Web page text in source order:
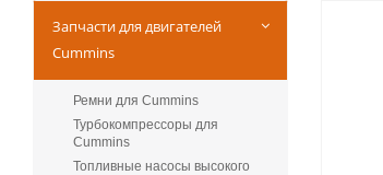
Запчасти для двигателей
Cummins
Ремни для Cummins
Турбокомпрессоры для
Сummins
Топливные насосы высокого